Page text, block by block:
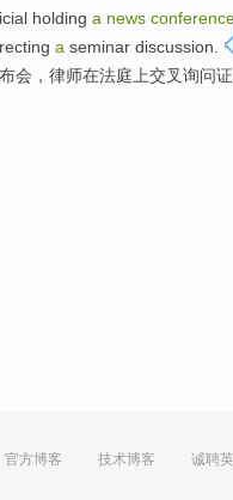
holding a news
a seminar discussion
会 ， 律师在法庭 上交叉询问
官方博客 技术博客 诚聘